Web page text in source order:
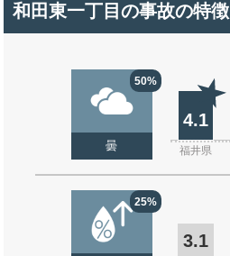
和田東一丁目の事故の特徴
50%
曇
4.1
福井県
25%
3.1